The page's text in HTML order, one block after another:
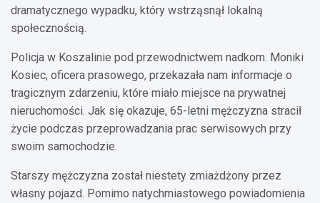
dramatycznego wypadku, który wstrząsnął lokalną
społecznością.
Policja w Koszalinie pod przewodnictwem nadkom. Moniki
Kosiec, oficera prasowego, przekazała nam informacje o
tragicznym zdarzeniu, które miało miejsce na prywatnej
nieruchomości. Jak się okazuje, 65-letni mężczyzna stracił
życie podczas przeprowadzania prac serwisowych przy
swoim samochodzie.
Starszy mężczyzna został niestety zmiażdżony przez
własny pojazd. Pomimo natychmiastowego powiadomienia